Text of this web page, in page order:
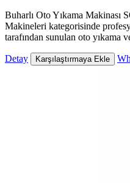
Buharlı Oto Yıkama Makinası
Makineleri kategorisinde
tarafından sunulan oto yıkama
Detay Karşılaştırmaya Ekle